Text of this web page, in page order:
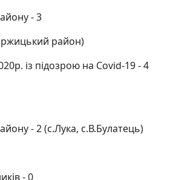
- 3
район)
із підозрою на Covid-19 - 4
- 2 (с.Лука, с.В.Булатець)
- 0